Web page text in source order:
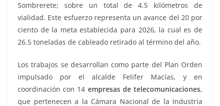
Sombrerete; sobre un total de 4.5 kilómetros de
vialidad. Este esfuerzo representa un avance del 20 por
ciento de la meta establecida para 2026, la cual es de
26.5 toneladas de cableado retirado al término del año.
Los trabajos se desarrollan como parte del Plan Orden
impulsado por el alcalde Felifer Macías, y en
coordinación con 14 empresas de telecomunicaciones,
que pertenecen a la Cámara Nacional de la Industria